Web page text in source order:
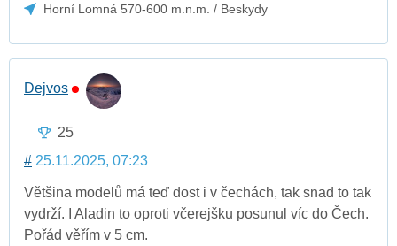
Horní Lomná 570-600 m.n.m. / Beskydy
Dejvos
25
# 25.11.2025, 07:23
Většina modelů má teď dost i v čechách, tak snad to tak
vydrží. I Aladin to oproti včerejšku posunul víc do Čech.
Pořád věřím v 5 cm.